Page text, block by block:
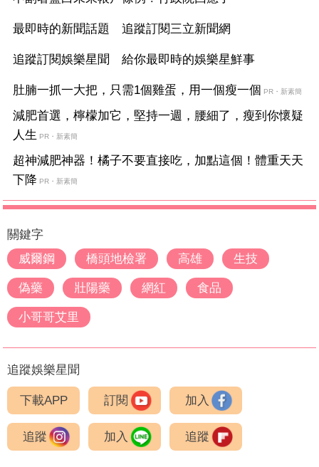
最即時的新聞話題 追蹤訂閱三立新聞網
追蹤訂閱娛樂星聞 給你最即時的娛樂星鮮事
肚腩一抓一大把，只需1個雞蛋，用一個瘦一個 PR・新素簡
減肥首選，檸檬加它，堅持一週，腰細了，瘦到你懷疑
人生 PR・新素簡
超神減肥神器！橘子不要直接吃，加點這個！體重天天
下降 PR・新素簡
關鍵字
威爾鋼
橋頭地檢署 高雄 生技
偽藥 壯陽藥 網紅 食品
小哥哥艾里
追蹤娛樂星聞
下載APP 訂閱 加入
追蹤 加入 追蹤